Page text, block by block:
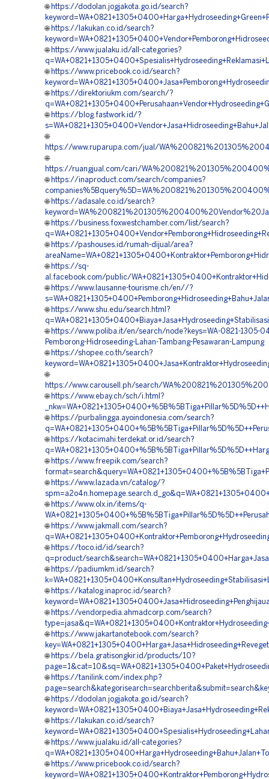
🌐 https://dodolan.jogjakota.go.id/search?
🌐 https://lakukan.co.id/search?
🌐 https://www.jualaku.id/all-categories?
🌐 https://www.pricebook.co.id/search?
🌐 https://direktoriukm.com/search/?
🌐 https://blog.fastwork.id/?
🌐
https://www.ruparupa.com/jual/
🌐
https://ruangjual.com/cari/
🌐 https://inaproduct.com/search/companies?
🌐 https://adasale.co.id/search?
🌐 https://business.foxwestchamber.com/list/search?
🌐 https://pashouses.id/rumah-dijual/area?
🌐 https://sq-
al.facebook.com/public/
🌐 https://www.lausanne-tourisme.ch/en//?
🌐 https://www.shu.edu/search.html?
🌐 https://www.poliba.it/en/search/node?keys=WA-0821-1305-
Pemborong-Hidroseeding-Lahan-Tambang-Pesawaran-Lampung
🌐 https://shopee.co.th/search?
🌐
https://www.carousell.ph/search/
🌐 https://www.ebay.ch/sch/i.html?
🌐 https://purbalingga.ayoindonesia.com/search?
🌐 https://kotacimahi.terdekat.or.id/search?
🌐 https://www.freepik.com/search?
🌐 https://www.lazada.vn/catalog/?
🌐 https://www.olx.in/items/q-
🌐 https://www.jakmall.com/search?
🌐 https://toco.id/id/search?
q=product/
🌐 https://padiumkm.id/search?
🌐 https://katalog.inaproc.id/search?
🌐 https://vendorpedia.ahmadcorp.com/search?
🌐 https://www.jakartanotebook.com/search?
🌐 https://bela.gratisongkir.id/products/10?
🌐 https://tanilink.com/index.php?
🌐 https://dodolan.jogjakota.go.id/search?
🌐 https://lakukan.co.id/search?
🌐 https://www.jualaku.id/all-categories?
🌐 https://www.pricebook.co.id/search?